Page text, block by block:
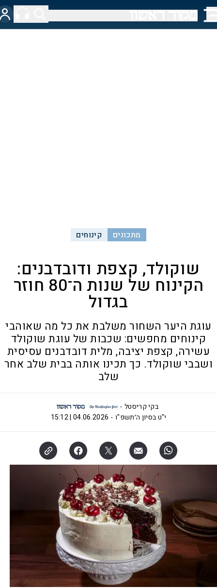
מתכונים קינוחים
שוקולד, קצפת ודובדבנים:
הקינוח של שנות ה־80 חוזר
בגדול
עוגת היער השחור משלבת את כל מה שאוהבי
קינוחים מחפשים: שכבות של עוגת שוקולד
עשירה, קצפת יציבה, מלית דובדבנים עסיסית
ושבבי שוקולד. כך תכינו אותה בבית שלב אחר
שלב
בקי קריסטל
י"ט בסיון ה׳תשפ"ו
04.06.2026 | 15:12